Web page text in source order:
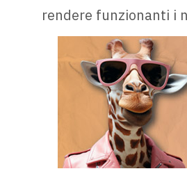
rendere funzionanti i